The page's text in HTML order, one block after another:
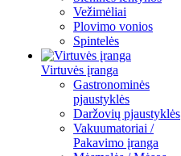
Vežimėliai
Plovimo vonios
Spintelės
Virtuvės įranga
Gastronominės
pjaustyklės
Daržovių pjaustyklės
Vakuumatoriai /
Pakavimo įranga